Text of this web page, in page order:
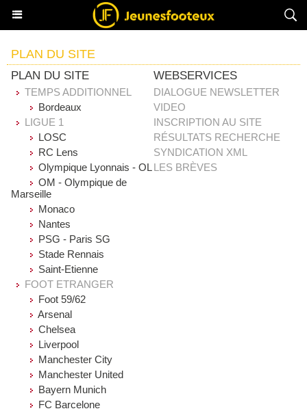
PLAN DU SITE
PLAN DU SITE
TEMPS ADDITIONNEL
Bordeaux
LIGUE 1
LOSC
RC Lens
Olympique Lyonnais - OL
OM - Olympique de
Marseille
Monaco
Nantes
PSG - Paris SG
Stade Rennais
Saint-Etienne
FOOT ETRANGER
Foot 59/62
Arsenal
Chelsea
Liverpool
Manchester City
Manchester United
Bayern Munich
FC Barcelone
WEBSERVICES
DIALOGUE NEWSLETTER
VIDEO
INSCRIPTION AU SITE
RÉSULTATS RECHERCHE
SYNDICATION XML
LES BRÈVES